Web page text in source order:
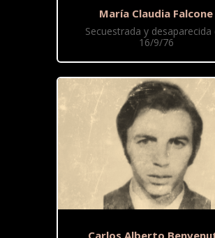
María Claudia Falcone
Secuestrada y desaparecida
16/9/76